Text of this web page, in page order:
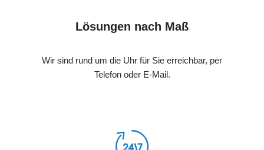
Lösungen nach Maß
Wir sind rund um die Uhr für Sie erreichbar, per
Telefon oder E-Mail.